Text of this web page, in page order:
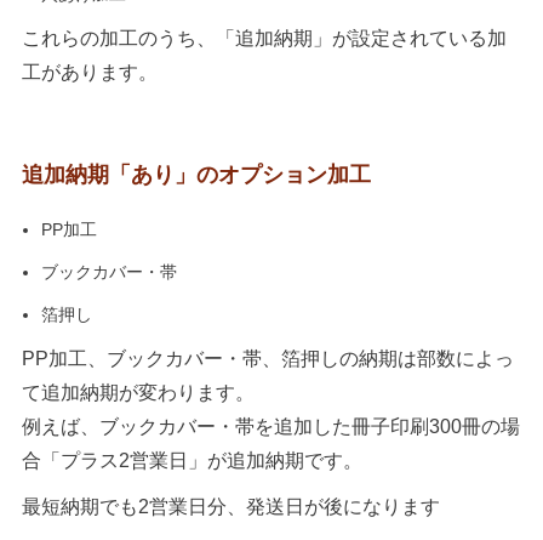
これらの加工のうち、「追加納期」が設定されている加
工があります。
追加納期「あり」のオプション加工
PP加工
ブックカバー・帯
箔押し
PP加工、ブックカバー・帯、箔押しの納期は部数によっ
て追加納期が変わります。
例えば、ブックカバー・帯を追加した冊子印刷300冊の場
合「プラス2営業日」が追加納期です。
最短納期でも2営業日分、発送日が後になります